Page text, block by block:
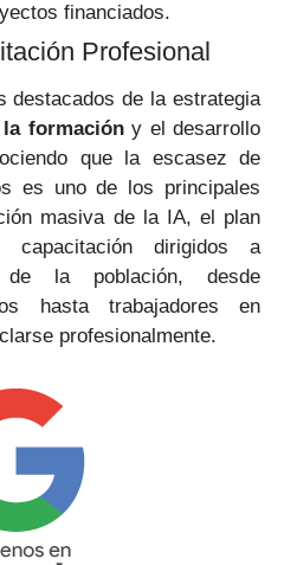
financiados.
Profesional
destacados de la estrategia
formacióny el desarrollo
que la escasez de
es uno de los principales
masiva de la IA, el plan
capacitación dirigidos a
de la población, desde
hasta trabajadores en
profesionalmente.